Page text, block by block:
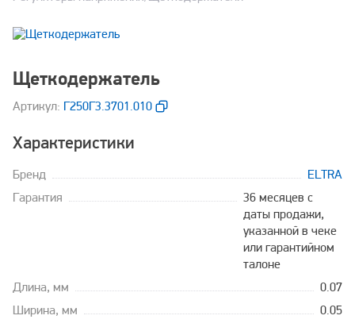
Щеткодержатель
Aртикул: Г250Г3.3701.010
Характеристики
Бренд
ELTRA
Гарантия
36 месяцев с
даты продажи,
указанной в чеке
или гарантийном
талоне
Длина, мм
0.07
Ширина, мм
0.05